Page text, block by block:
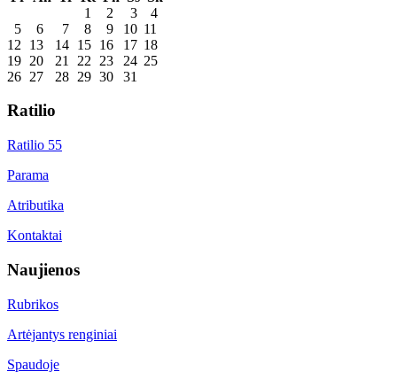
1
2 3
4
5
6 7 8 9 10 11
12
13 14 15 16 17 18
19 20 21 22 23 24 25
26 27 28 29 30 31
Ratilio
Ratilio 55
Parama
Atributika
Kontaktai
Naujienos
Rubrikos
Artėjantys renginiai
Spaudoje